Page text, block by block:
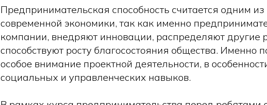
Предпринимательская способность считается одним
современной экономики, так как именно
компании, внедряют инновации, распределяют другие
способствуют росту благосостояния общества. Именно
особое внимание проектной деятельности, в
социальных и управленческих навыков.